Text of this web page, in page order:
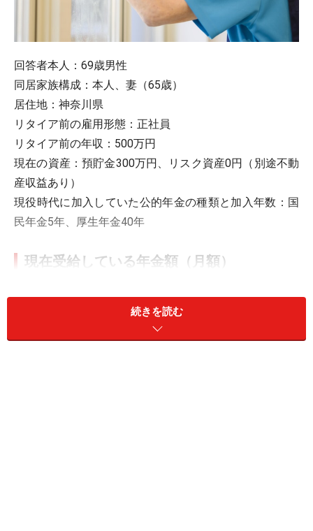
回答者本人：69歳男性
同居家族構成：本人、妻（65歳）
居住地：神奈川県
リタイア前の雇用形態：正社員
リタイア前の年収：500万円
現在の資産：預貯金300万円、リスク資産0円（別途不動
産収益あり）
現役時代に加入していた公的年金の種類と加入年数：国
民年金5年、厚生年金40年
現在受給している年金額（月額）
老齢厚生年金（厚生年金）：13万7523円
障害基礎年金や障害厚生年金（障害年金）：なし
続きを読む